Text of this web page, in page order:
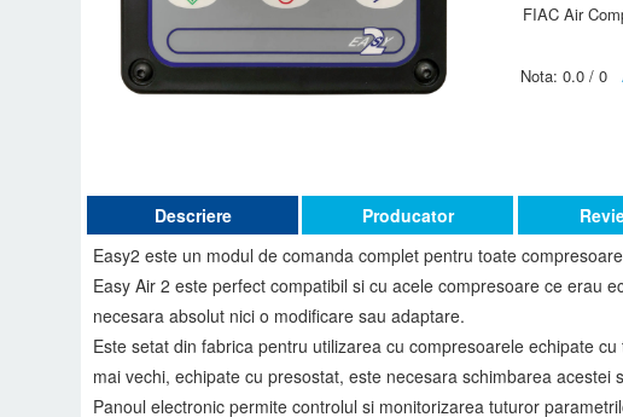
FIAC Air
Nota: 0.0 / 0
Descriere
Easy2 este un modul de comanda complet pentru toate
Easy Air 2 este perfect compatibil si cu acele compresoare ce erau
necesara absolut nici o modificare sau adaptare.
Este setat din fabrica pentru utilizarea cu compresoarele echipate
mai vechi, echipate cu presostat, este necesara schimbarea
Panoul electronic permite controlul si monitorizarea tuturor
Producator